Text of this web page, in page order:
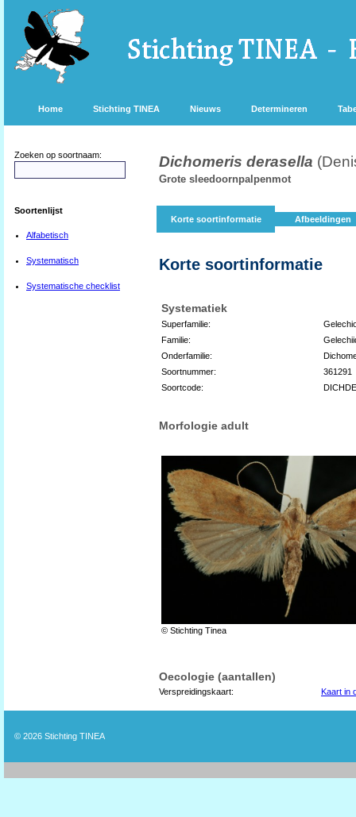
Home Stichting TINEA Nieuws Determineren
Zoeken op soortnaam:
Soortenlijst
Alfabetisch
Systematisch
Systematische checklist
Dichomeris derasella
Grote sleedoornpalpenmot
Korte soortinformatie Afbeeldingen
Korte soortinformatie
Systematiek
Superfamilie:
Familie:
Onderfamilie:
Soortnummer:
361291
Soortcode:
Morfologie adult
© Stichting Tinea
Oecologie (aantallen)
Verspreidingskaart: Kaart in
© 2026 Stichting TINEA